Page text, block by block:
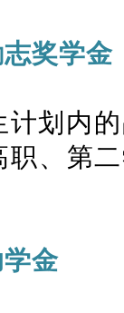
奖学金
划内
、第
金